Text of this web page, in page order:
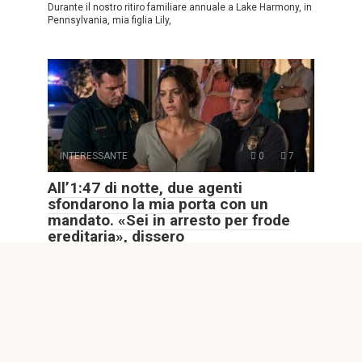
Durante il nostro ritiro familiare annuale a Lake Harmony, in
Pennsylvania, mia figlia Lily,
INTERESSANTE 0 7
All’1:47 di notte, due agenti
sfondarono la mia porta con un
mandato. «Sei in arresto per frode
ereditaria», dissero